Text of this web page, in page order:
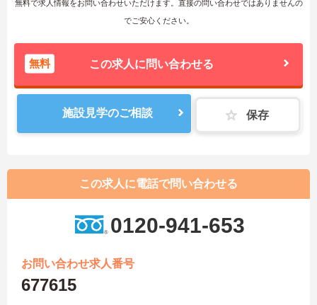
無料で求人情報をお問い合わせいただけます。直接の問い合わせではありませんの
でご安心ください。
無料 この求人に問い合わせる
施設見学のご相談 保存
この求人に電話で問い合わせる
0120-941-653
お問い合わせ求人番号
677615